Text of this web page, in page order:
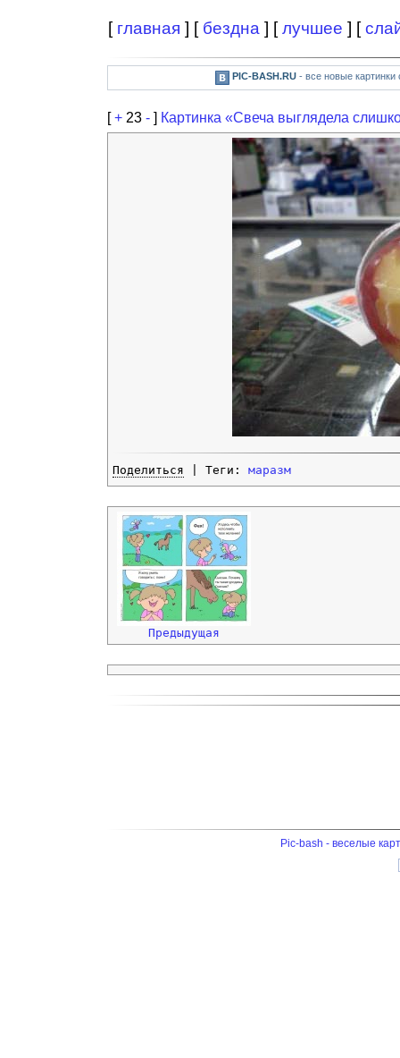
[ главная ] [ бездна ] [лучшее ] [
PIC-BASH.RU- все новые картинки
[+ 23 - ] Картинка «Свеча выглядела
Поделиться | Теги: маразм
Предыдущая
Pic-bash - веселые